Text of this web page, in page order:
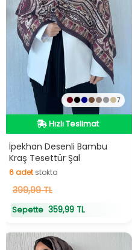
7
Hızlı Teslimat
Hızlı Teslimat
İpekhan Desenli Bambu
Kraş Tesettür Şal
6adetstokta
6adetstokta
399,99 TL
Sepette 359,99 TL